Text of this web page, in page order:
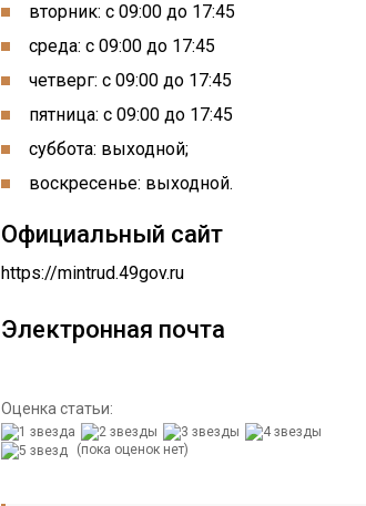
вторник: с 09:00 до 17:45
среда: с 09:00 до 17:45
четверг: с 09:00 до 17:45
пятница: с 09:00 до 17:45
суббота: выходной;
воскресенье: выходной.
Официальный сайт
https://mintrud.49gov.ru
Электронная почта
Оценка статьи:
(пока оценок нет)